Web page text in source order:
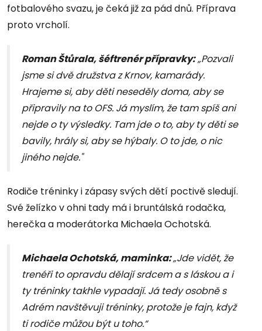
fotbalového svazu, je čeká již za pád dnů. Příprava
proto vrcholí.
Roman Štůrala, šéftrenér přípravky:„Pozvali
jsme si dvě družstva z Krnov, kamarády.
Hrajeme si, aby děti neseděly doma, aby se
připravily na to OFS. Já myslím, že tam spíš ani
nejde o ty výsledky. Tam jde o to, aby ty děti se
bavily, hrály si, aby se hýbaly. O to jde, o nic
jiného nejde."
Rodiče tréninky i zápasy svých dětí poctivě sledují.
Své želízko v ohni tady má i bruntálská rodačka,
herečka a moderátorka Michaela Ochotská.
Michaela Ochotská, maminka:„Jde vidět, že
trenéři to opravdu dělají srdcem a s láskou a i
ty tréninky takhle vypadají. Já tedy osobně s
Adrém navštěvuji tréninky, protože je fajn, když
ti rodiče můžou být u toho.“